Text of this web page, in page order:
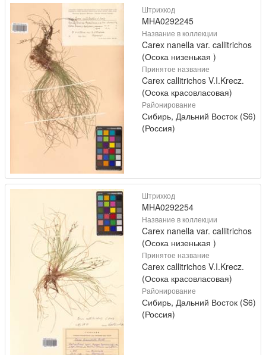
Штрихкод
MHA0292245
Название в коллекции
Carex nanella var. callitrichos
(Осока низенькая )
Принятое название
Carex callitrichos V.I.Krecz.
(Осока красовласовая)
Районирование
Сибирь, Дальний Восток (S6)
(Россия)
Штрихкод
MHA0292254
Название в коллекции
Carex nanella var. callitrichos
(Осока низенькая )
Принятое название
Carex callitrichos V.I.Krecz.
(Осока красовласовая)
Районирование
Сибирь, Дальний Восток (S6)
(Россия)